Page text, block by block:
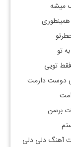
میشه
تو
تویی
دوست دارمت
برسن
آهنگ دلی دلی